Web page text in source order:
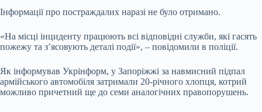
Інформації про постраждалих наразі не було отримано.
«На місці інциденту працюють всі відповідні служби, які гасять
пожежу та з’ясовують деталі події», – повідомили в поліції.
Як інформував Укрінформ, у Запоріжжі за навмисний підпал
армійського автомобіля затримали 20-річного хлопця, котрий
можливо причетний ще до семи аналогічних правопорушень.